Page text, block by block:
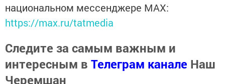
национальном мессенджере MАХ:
https://max.ru/tatmedia
Следите за самым важным и
интересным в Телеграм канале Наш
Черемшан